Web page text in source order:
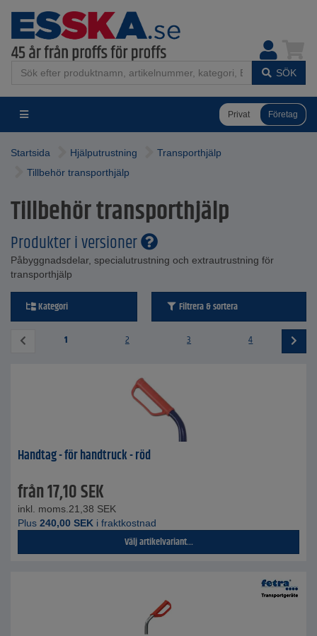
SÖK
Privat Företag
Startsida Hjälputrustning
Transporthjälp
Tillbehör transporthjälp
Tillbehör transporthjälp
Produkter i versioner
Påbyggnadsdelar, specialutrustning och extrautrustning för
transporthjälp
Kategori Filtrera & sortera
1 2 3 4
Handtag - för handtruck - röd
från17,10SEK
inkl. moms. 21,38 SEK
Plus 240,00 SEK i fraktkostnad
Välj artikelvariant...